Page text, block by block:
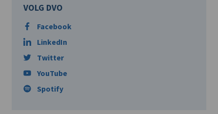
VOLG DVO
Facebook
LinkedIn
Twitter
YouTube
Spotify